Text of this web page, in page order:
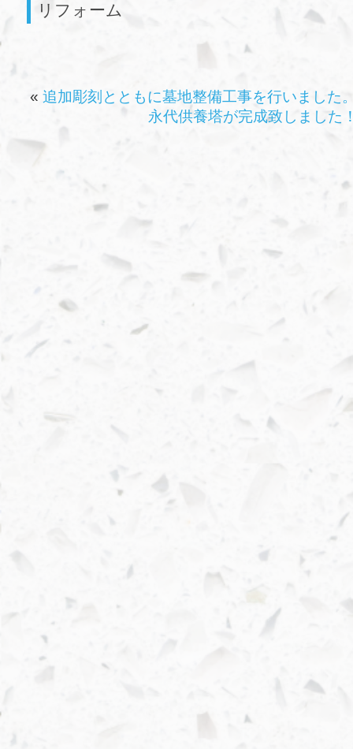
リフォーム
« 追加彫刻とともに墓地整備工事を行いました
永代供養塔が完成致しました